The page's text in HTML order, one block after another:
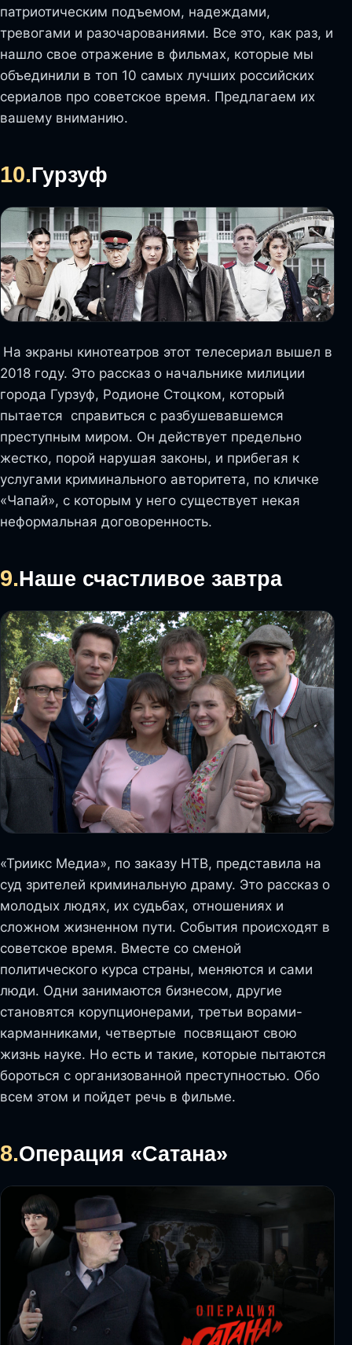
патриотическим подъемом, надеждами,
тревогами и разочарованиями. Все это, как раз, и
нашло свое отражение в фильмах, которые мы
объединили в топ 10 самых лучших российских
сериалов про советское время. Предлагаем их
вашему вниманию.
10.Гурзуф
На экраны кинотеатров этот телесериал вышел в
2018 году. Это рассказ о начальнике милиции
города Гурзуф, Родионе Стоцком, который
пытается справиться с разбушевавшемся
преступным миром. Он действует предельно
жестко, порой нарушая законы, и прибегая к
услугами криминального авторитета, по кличке
«Чапай», с которым у него существует некая
неформальная договоренность.
9.Наше счастливое завтра
«Триикс Медиа», по заказу НТВ, представила на
суд зрителей криминальную драму. Это рассказ о
молодых людях, их судьбах, отношениях и
сложном жизненном пути. События происходят в
советское время. Вместе со сменой
политического курса страны, меняются и сами
люди. Одни занимаются бизнесом, другие
становятся корупционерами, третьи ворами-
карманниками, четвертые посвящают свою
жизнь науке. Но есть и такие, которые пытаются
бороться с организованной преступностью. Обо
всем этом и пойдет речь в фильме.
8.Операция «Сатана»